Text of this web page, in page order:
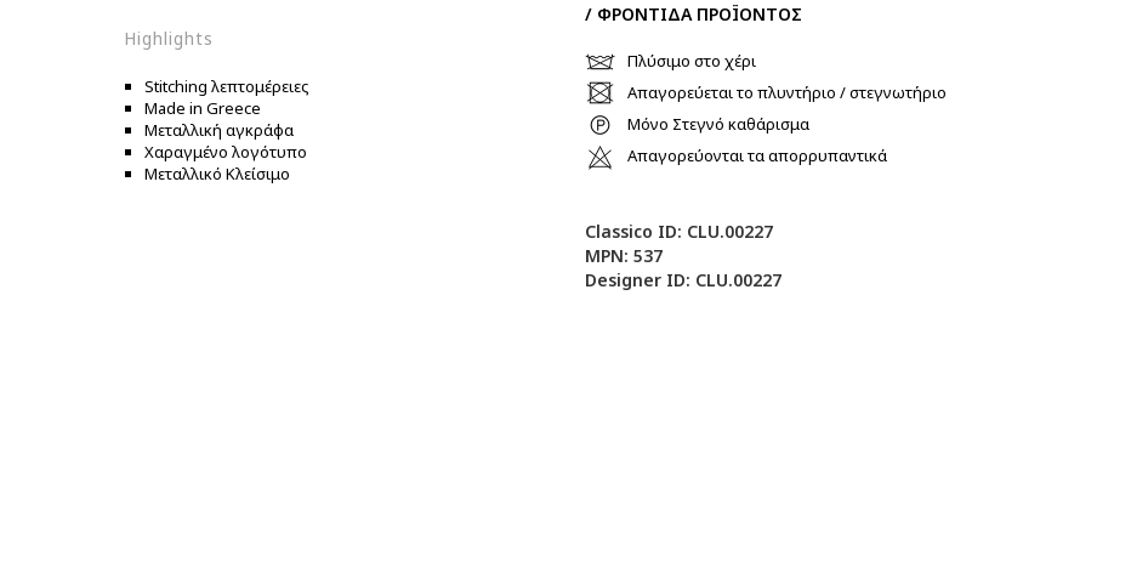
Highlights
Stitching λεπτομέρειες
Made in Greece
Μεταλλική αγκράφα
Χαραγμένο λογότυπο
Μεταλλικό Κλείσιμο
/ ΦΡΟΝΤΙΔΑ ΠΡΟΪΟΝΤΟΣ
Πλύσιμο στο χέρι
Απαγορεύεται το πλυντήριο / στεγνωτήριο
Μόνο Στεγνό καθάρισμα
Απαγορεύονται τα απορρυπαντικά
Classico ID: CLU.00227
MPN: 537
Designer ID: CLU.00227